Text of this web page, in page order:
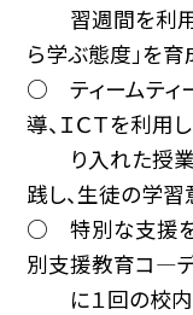
習週間を利用
ら学ぶ態度」を育
○ ティームティ
導、ＩＣＴを利用
り入れた授業
践し、生徒の学習
○ 特別な支援を
別支援教育コ—
に１回の校内